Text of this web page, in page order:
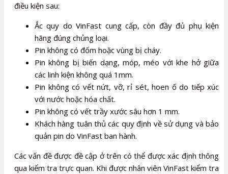
điều kiện sau:
Ắc quy do VinFast cung cấp, còn đầy đủ phụ kiện
hãng đúng chủng loại.
Pin không có đốm hoặc vùng bị cháy.
Pin không bị biến dạng, móp, méo với khe hở giữa
các linh kiện không quá 1mm.
Pin không có vết nứt, vỡ, rỉ sét, hoen ố do tiếp xúc
với nước hoặc hóa chất.
Pin không có vết trầy xước sâu hơn 1 mm.
Khách hàng tuân thủ các quy định về sử dụng và bảo
quản pin do VinFast ban hành.
Các vấn đề được đề cập ở trên có thể được xác định thông
qua kiểm tra trực quan. Khi được nhân viên VinFast kiểm tra